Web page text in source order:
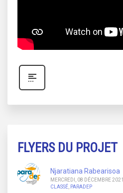
FLYERS DU PROJET
Njaratiana Rabearisoa
MERCREDI, 08 DÉCEMBRE 2021
CLASSÉ, PARADEP